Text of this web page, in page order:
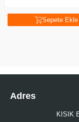
Sepete Ekle
Adres
KISIK